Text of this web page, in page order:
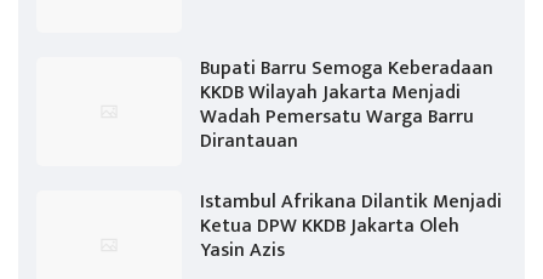
Bupati Barru Semoga Keberadaan
KKDB Wilayah Jakarta Menjadi
Wadah Pemersatu Warga Barru
Dirantauan
Istambul Afrikana Dilantik Menjadi
Ketua DPW KKDB Jakarta Oleh
Yasin Azis